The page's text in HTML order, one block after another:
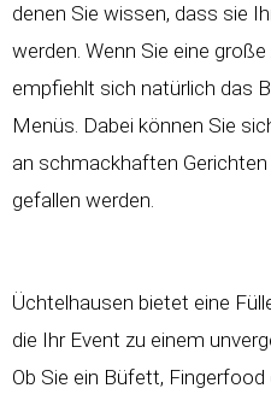
denen Sie wissen, dass sie
werden. Wenn Sie eine
empfiehlt sich natürlich das
Menüs. Dabei können Sie
an schmackhaften
gefallen werden.
Üchtelhausen bietet eine
die Ihr Event zu einem
Ob Sie ein Büfett,